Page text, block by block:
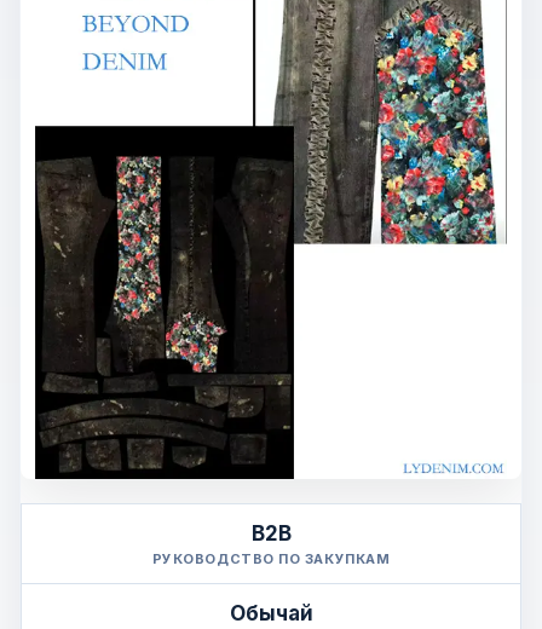
B2B
РУКОВОДСТВО ПО ЗАКУПКАМ
Обычай